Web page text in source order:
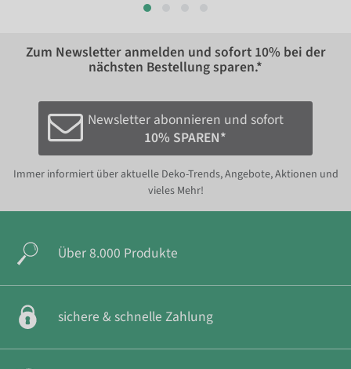
Zum Newsletter anmelden und sofort 10% bei der
nächsten Bestellung sparen.*
Newsletter abonnieren und sofort
10% SPAREN*
Immer informiert über aktuelle Deko-Trends, Angebote, Aktionen und
vieles Mehr!
Über 8.000 Produkte
sichere & schnelle Zahlung